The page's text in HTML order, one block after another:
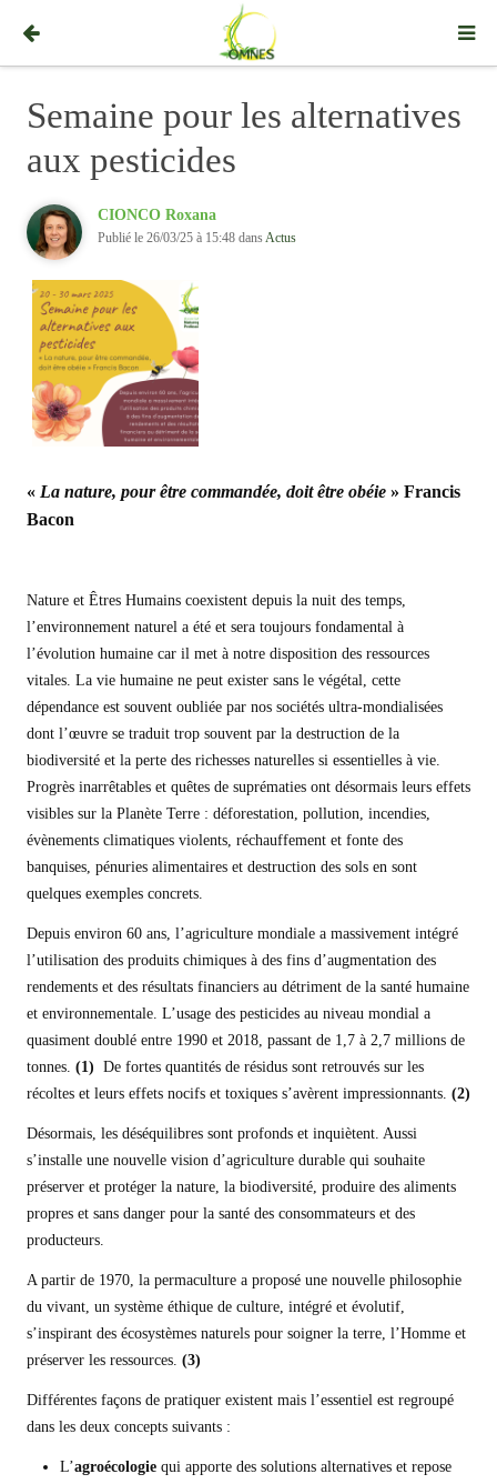
Semaine pour les alternatives
aux pesticides
CIONCO Roxana
Publié le 26/03/25 à 15:48 dansActus
« La nature, pour être commandée, doit être obéie » Francis
Bacon
Nature et Êtres Humains coexistent depuis la nuit des temps,
l’environnement naturel a été et sera toujours fondamental à
l’évolution humaine car il met à notre disposition des ressources
vitales. La vie humaine ne peut exister sans le végétal, cette
dépendance est souvent oubliée par nos sociétés ultra-mondialisées
dont l’œuvre se traduit trop souvent par la destruction de la
biodiversité et la perte des richesses naturelles si essentielles à vie.
Progrès inarrêtables et quêtes de suprématies ont désormais leurs effets
visibles sur la Planète Terre : déforestation, pollution, incendies,
évènements climatiques violents, réchauffement et fonte des
banquises, pénuries alimentaires et destruction des sols en sont
quelques exemples concrets.
Depuis environ 60 ans, l’agriculture mondiale a massivement intégré
l’utilisation des produits chimiques à des fins d’augmentation des
rendements et des résultats financiers au détriment de la santé humaine
et environnementale. L’usage des pesticides au niveau mondial a
quasiment doublé entre 1990 et 2018, passant de 1,7 à 2,7 millions de
tonnes. (1) De fortes quantités de résidus sont retrouvés sur les
récoltes et leurs effets nocifs et toxiques s’avèrent impressionnants. (2)
Désormais, les déséquilibres sont profonds et inquiètent. Aussi
s’installe une nouvelle vision d’agriculture durable qui souhaite
préserver et protéger la nature, la biodiversité, produire des aliments
propres et sans danger pour la santé des consommateurs et des
producteurs.
A partir de 1970, la permaculture a proposé une nouvelle philosophie
du vivant, un système éthique de culture, intégré et évolutif,
s’inspirant des écosystèmes naturels pour soigner la terre, l’Homme et
préserver les ressources. (3)
Différentes façons de pratiquer existent mais l’essentiel est regroupé
dans les deux concepts suivants :
L’agroécologie qui apporte des solutions alternatives et repose